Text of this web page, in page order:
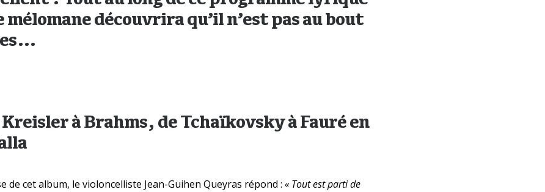
découvrira qu’il n’est pas au bout
à Brahms, de Tchaïkovsky à Fauré en
de cet album, le violoncelliste Jean-Guihen Queyras répond : « Tout est parti de